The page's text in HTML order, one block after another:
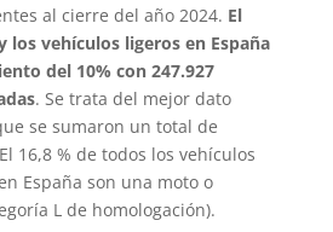
al cierre del año 2024. El
los vehículos ligeros en España
del 10% con 247.927
. Se trata del mejor dato
se sumaron un total de
16,8 % de todos los vehículos
España son una moto o
L de homologación).